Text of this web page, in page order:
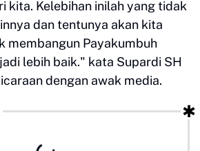
kita. Kelebihan inilah yang tidak
dan tentunya akan kita
membangun Payakumbuh
lebih baik." kata Supardi SH
dengan awak media.